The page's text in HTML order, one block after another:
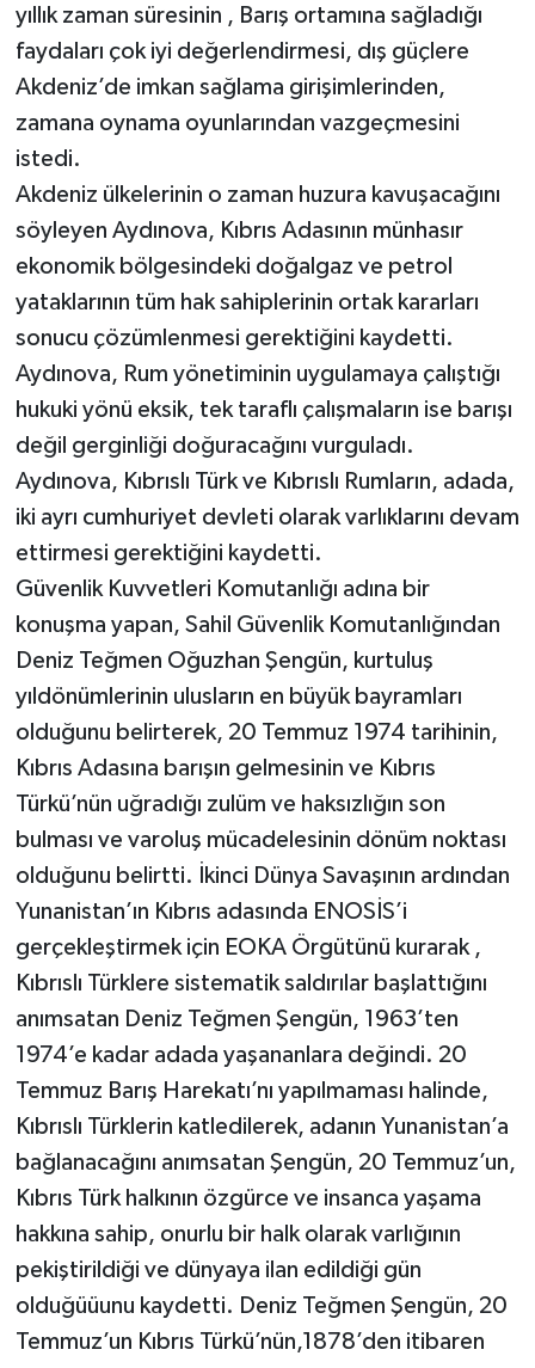
yıllık zaman süresinin , Barış ortamına sağladığı
faydaları çok iyi değerlendirmesi, dış güçlere
Akdeniz’de imkan sağlama girişimlerinden,
zamana oynama oyunlarından vazgeçmesini
istedi.
Akdeniz ülkelerinin o zaman huzura kavuşacağını
söyleyen Aydınova, Kıbrıs Adasının münhasır
ekonomik bölgesindeki doğalgaz ve petrol
yataklarının tüm hak sahiplerinin ortak kararları
sonucu çözümlenmesi gerektiğini kaydetti.
Aydınova, Rum yönetiminin uygulamaya çalıştığı
hukuki yönü eksik, tek taraflı çalışmaların ise barışı
değil gerginliği doğuracağını vurguladı.
Aydınova, Kıbrıslı Türk ve Kıbrıslı Rumların, adada,
iki ayrı cumhuriyet devleti olarak varlıklarını devam
ettirmesi gerektiğini kaydetti.
Güvenlik Kuvvetleri Komutanlığı adına bir
konuşma yapan, Sahil Güvenlik Komutanlığından
Deniz Teğmen Oğuzhan Şengün, kurtuluş
yıldönümlerinin ulusların en büyük bayramları
olduğunu belirterek, 20 Temmuz 1974 tarihinin,
Kıbrıs Adasına barışın gelmesinin ve Kıbrıs
Türkü’nün uğradığı zulüm ve haksızlığın son
bulması ve varoluş mücadelesinin dönüm noktası
olduğunu belirtti. İkinci Dünya Savaşının ardından
Yunanistan’ın Kıbrıs adasında ENOSİS’i
gerçekleştirmek için EOKA Örgütünü kurarak ,
Kıbrıslı Türklere sistematik saldırılar başlattığını
anımsatan Deniz Teğmen Şengün, 1963’ten
1974’e kadar adada yaşananlara değindi. 20
Temmuz Barış Harekatı’nı yapılmaması halinde,
Kıbrıslı Türklerin katledilerek, adanın Yunanistan’a
bağlanacağını anımsatan Şengün, 20 Temmuz’un,
Kıbrıs Türk halkının özgürce ve insanca yaşama
hakkına sahip, onurlu bir halk olarak varlığının
pekiştirildiği ve dünyaya ilan edildiği gün
olduğüüunu kaydetti. Deniz Teğmen Şengün, 20
Temmuz’un Kıbrıs Türkü’nün,1878’den itibaren